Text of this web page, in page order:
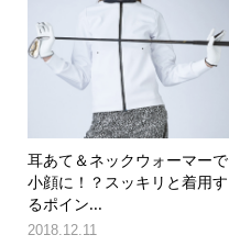
耳あて＆ネックウォーマーで
小顔に！？スッキリと着用す
るポイン...
2018.12.11